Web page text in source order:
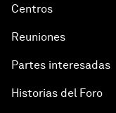
Centros
Reuniones
Partes interesadas
Historias del Foro